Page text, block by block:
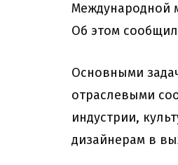
Международной
Об этом
Основными
отраслевыми
индустрии,
дизайнерам в